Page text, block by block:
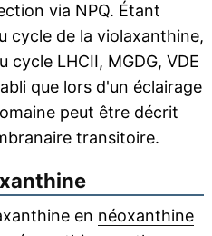
via NPQ. Étant
cycle de la violaxanthine,
LHCII, MGDG, VDE
que lors d'un éclairage
peut être décrit
transitoire.
en néoxanthine